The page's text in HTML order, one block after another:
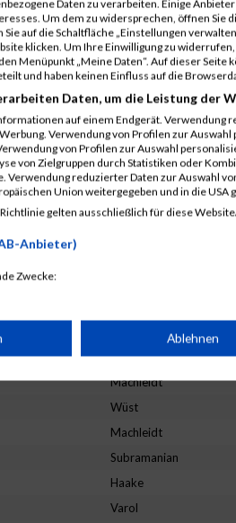
Rempel
Sanabria Romero
Bauer
Kraemer
Werner
Nachtmann
Zhu
Heimes
Rink
Schusterbauer
Machleidt
Wüst
Machleidt
Subramanian
Haake
Varol
Daten zu verarbeiten. Einige
Um dem zu widersprechen, öffnen Sie
auf die Schaltfläche „Einstellungen
klicken. Um Ihre Einwilligung zu
Menüpunkt „Meine Daten“. Auf dieser
und haben keinen Einfluss auf die
Daten, um die Leistung der
auf einem Endgerät. Verwendung
Verwendung von Profilen zur
von Profilen zur Auswahl
von Zielgruppen durch Statistiken oder
Verwendung reduzierter Daten zur Auswahl
Union weitergegeben und in die USA
gelten ausschließlich für diese
Anbieter)
Zwecke:
auf Informationen auf einem
Daten zur Auswahl von Werbeanzeigen
zur Auswahl personalisierter Werbung
Ablehnen